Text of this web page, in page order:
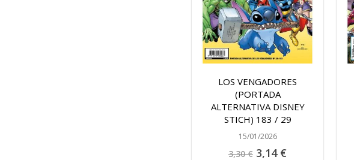
LOS VENGADORES
(PORTADA
ALTERNATIVA DISNEY
STICH) 183 / 29
15/01/2026
3,30 € Precio
especial
3,14 €